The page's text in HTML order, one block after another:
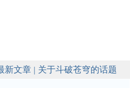
新文章 | 关于斗破苍穹的话题